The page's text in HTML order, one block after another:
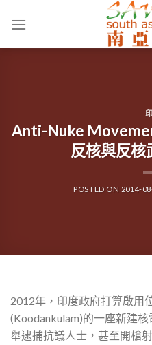
Anti-Nuke
反核與反核
POSTED ON 2014-
2012年，印度政府打算啟用
(Koodankulam)的一座新建
舉逮捕抗議人士，甚至開槍